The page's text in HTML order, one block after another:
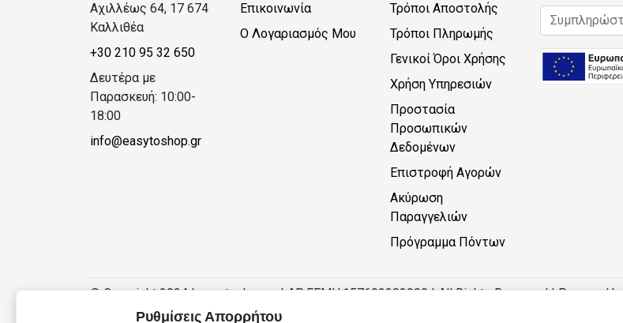
Αχιλλέως 64, 17 674
Καλλιθέα
+30 210 95 32 650
Δευτέρα με
Παρασκευή: 10:00-
18:00
info@easytoshop.gr
Επικοινωνία
Ο Λογαριασμός Μου
Τρόποι Αποστολής
Τρόποι Πληρωμής
Γενικοί Όροι Χρήσης
Χρήση Υπηρεσιών
Προστασία
Προσωπικών
Δεδομένων
Επιστροφή Αγορών
Ακύρωση
Παραγγελιών
Πρόγραμμα Πόντων
Email address
© Copyright 2024 | easytoshop.gr | ΑΡ.ΓΕΜΗ:157602203000 | All Rights Reserved | Powered
Ρυθμίσεις Απορρήτου